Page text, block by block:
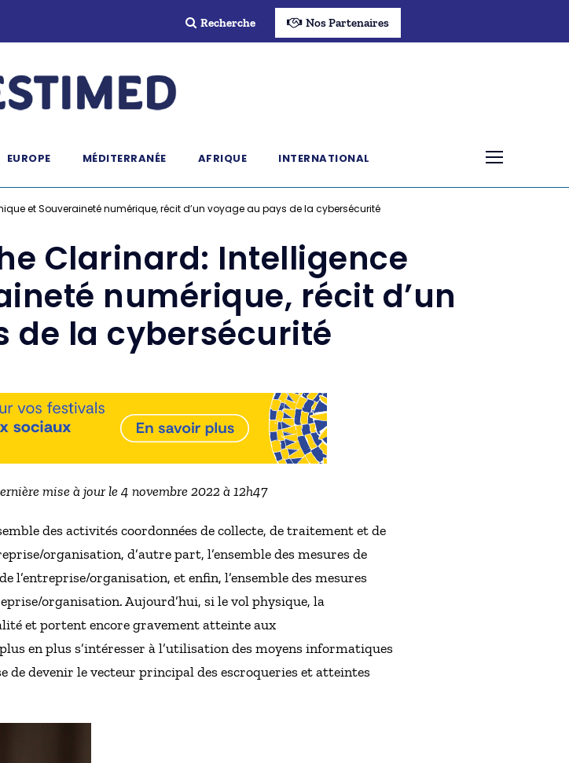
Recherche Nos Partenaires
EUROPE MÉDITERRANÉE AFRIQUE INTERNATIONAL
et Souveraineté numérique, récit d’un voyage au pays de la cybersécurité
Clarinard: Intelligence
numérique, récit d’un
de la cybersécurité
mise à jour le 4 novembre 2022 à 12h47
des activités coordonnées de collecte, de traitement et de
organisation, d’autre part, l’ensemble des mesures de
organisation, et enfin, l’ensemble des mesures
organisation. Aujourd’hui, si le vol physique, la
et portent encore gravement atteinte aux
en plus s’intéresser à l’utilisation des moyens informatiques
de devenir le vecteur principal des escroqueries et atteintes